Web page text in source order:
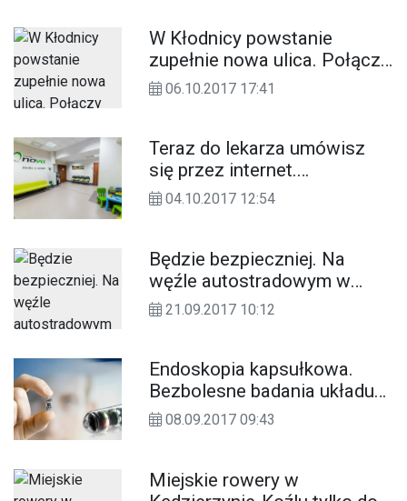
W Kłodnicy powstanie
zupełnie nowa ulica. Połączy
port z drogą wojewódzką
06.10.2017 17:41
Teraz do lekarza umówisz
się przez internet.
Elektroniczna rejestracja w
04.10.2017 12:54
Będzie bezpieczniej. Na
węźle autostradowym w
Olszowej powstanie rondo.
21.09.2017 10:12
Endoskopia kapsułkowa.
Bezbolesne badania układu
pokarmowego już dostępne
08.09.2017 09:43
Miejskie rowery w